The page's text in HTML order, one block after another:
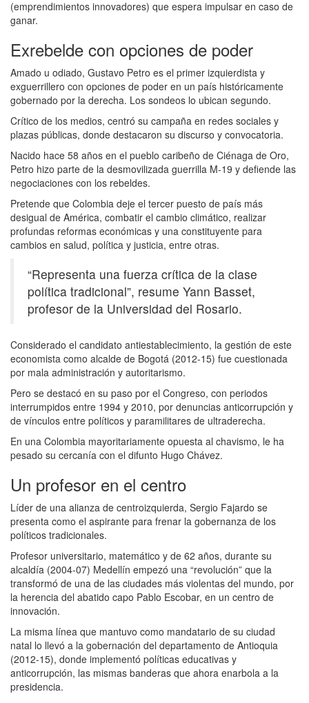
(emprendimientos innovadores) que espera impulsar en caso de
ganar.
Exrebelde con opciones de poder
Amado u odiado, Gustavo Petro es el primer izquierdista y
exguerrillero con opciones de poder en un país históricamente
gobernado por la derecha. Los sondeos lo ubican segundo.
Crítico de los medios, centró su campaña en redes sociales y
plazas públicas, donde destacaron su discurso y convocatoria.
Nacido hace 58 años en el pueblo caribeño de Ciénaga de Oro,
Petro hizo parte de la desmovilizada guerrilla M-19 y defiende las
negociaciones con los rebeldes.
Pretende que Colombia deje el tercer puesto de país más
desigual de América, combatir el cambio climático, realizar
profundas reformas económicas y una constituyente para
cambios en salud, política y justicia, entre otras.
“Representa una fuerza crítica de la clase
política tradicional”, resume Yann Basset,
profesor de la Universidad del Rosario.
Considerado el candidato antiestablecimiento, la gestión de este
economista como alcalde de Bogotá (2012-15) fue cuestionada
por mala administración y autoritarismo.
Pero se destacó en su paso por el Congreso, con periodos
interrumpidos entre 1994 y 2010, por denuncias anticorrupción y
de vínculos entre políticos y paramilitares de ultraderecha.
En una Colombia mayoritariamente opuesta al chavismo, le ha
pesado su cercanía con el difunto Hugo Chávez.
Un profesor en el centro
Líder de una alianza de centroizquierda, Sergio Fajardo se
presenta como el aspirante para frenar la gobernanza de los
políticos tradicionales.
Profesor universitario, matemático y de 62 años, durante su
alcaldía (2004-07) Medellín empezó una “revolución” que la
transformó de una de las ciudades más violentas del mundo, por
la herencia del abatido capo Pablo Escobar, en un centro de
innovación.
La misma línea que mantuvo como mandatario de su ciudad
natal lo llevó a la gobernación del departamento de Antioquia
(2012-15), donde implementó políticas educativas y
anticorrupción, las mismas banderas que ahora enarbola a la
presidencia.